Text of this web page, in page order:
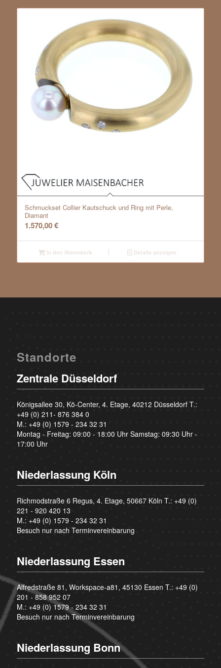
Schmuckset Collier Kautschuck und Ring mit Perle,
Diamant
1.570,00€
In den Warenkorb Details anzeigen
Standorte
Zentrale Düsseldorf
Königsallee 30, Kö-Center, 4. Etage, 40212 Düsseldorf T.:
+49 (0) 211- 876 384 0
M.: +49 (0) 1579 - 234 32 31
Montag - Freitag: 09:00 - 18:00 Uhr Samstag: 09:30 Uhr -
17:00 Uhr
Niederlassung Köln
Richmodstraße 6 Regus, 4. Etage, 50667 Köln T.: +49 (0)
221 - 920 420 13
M.: +49 (0) 1579 - 234 32 31
Besuch nur nach Terminvereinbarung
Niederlassung Essen
Alfredstraße 81, Workspace-a81, 45130 Essen T.: +49 (0)
201 - 858 952 07
M.: +49 (0) 1579 - 234 32 31
Besuch nur nach Terminvereinbarung
Niederlassung Bonn